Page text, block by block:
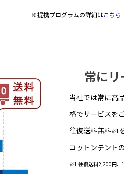
※提携プログラムの詳細はこちら
常に
当社では常に高
格でサービスを
往復送料無料※1
コットンテント
※1 往復送料2,200円、